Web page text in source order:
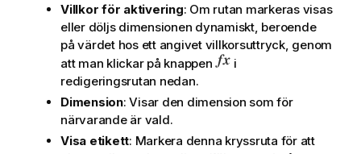
Villkor för aktivering: Om rutan markeras visas
eller döljs dimensionen dynamiskt, beroende
på värdet hos ett angivet villkorsuttryck, genom
att man klickar på knappen
i
redigeringsrutan nedan.
Dimension: Visar den dimension som för
närvarande är vald.
Visa etikett: Markera denna kryssruta för att